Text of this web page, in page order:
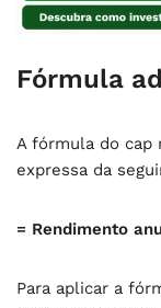
Fórmula
A fórmula do cap
expressa da
= Rendimento
Para aplicar a